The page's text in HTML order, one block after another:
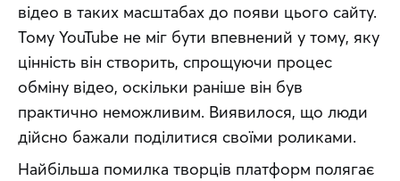
відео в таких масштабах до появи цього сайту.
Тому YouTube не міг бути впевнений у тому, яку
цінність він створить, спрощуючи процес
обміну відео, оскільки раніше він був
практично неможливим. Виявилося, що люди
дійсно бажали поділитися своїми роликами.
Найбільша помилка творців платформ полягає